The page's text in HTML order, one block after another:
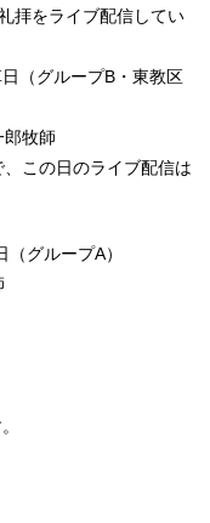
拝をライブ配信してい
（グループB・東教区
牧師
この日のライブ配信は
グループA）